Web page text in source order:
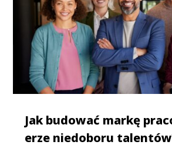
Jak budować markę
erze niedoboru